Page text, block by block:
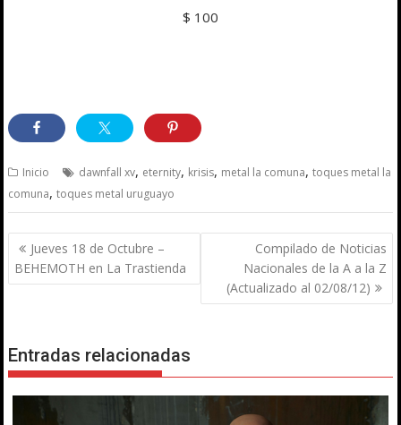
$ 100
Inicio dawnfall xv, eternity, krisis, metal la comuna,toques metal la
comuna,toques metal uruguayo
Navegación
de
entradas
Jueves 18 de Octubre –
BEHEMOTH en La Trastienda
Compilado de Noticias
Nacionales de la A a la Z
(Actualizado al 02/08/12)
Entradas relacionadas